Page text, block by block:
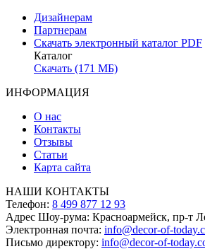
Дизайнерам
Партнерам
Скачать электронный каталог PDF
Каталог
Скачать (171 МБ)
ИНФОРМАЦИЯ
О нас
Контакты
Отзывы
Статьи
Карта сайта
НАШИ КОНТАКТЫ
Телефон: 8 499 877 12 93
Адрес Шоу-рума: Красноармейск, пр-т
Электронная почта: info@decor-of-
Письмо директору: info@decor-of-